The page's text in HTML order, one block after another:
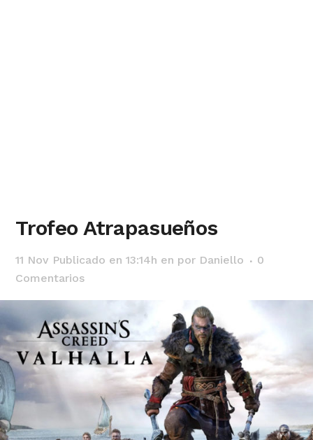
Trofeo Atrapasueños
11 Nov Publicado en 13:14h en por Daniello
0
Comentarios